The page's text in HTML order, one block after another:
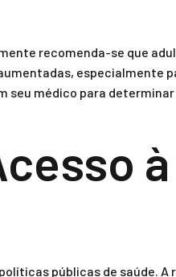
recomenda-se que
especialmente
seu médico para
à
públicas de saúde. A